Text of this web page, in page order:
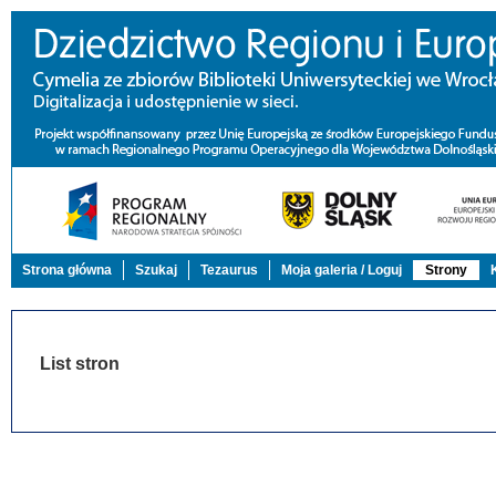
Strona główna Szukaj Tezaurus Moja galeria / Loguj Strony
List stron